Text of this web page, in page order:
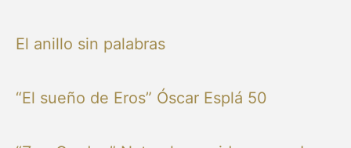
El anillo sin palabras
“El sueño de Eros” Óscar Esplá 50